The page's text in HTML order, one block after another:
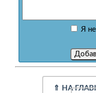
Я
⇑ НА